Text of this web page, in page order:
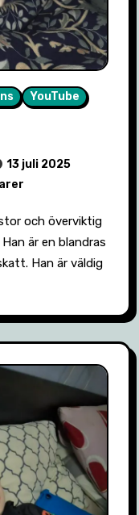
YouTube
13 juli 2025
är en blandras
Han är väldig